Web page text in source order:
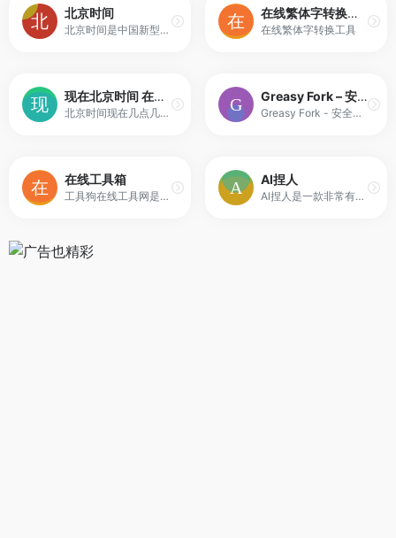
北京时间
北京时间是中国新型主流媒体，拥有广电级视频采集制作能力和国内一流的调查记者队伍，首创云记者和云媒体理念，以移动互联网理念和方式重构新闻生产传播全链条，成为中国传统媒体向融媒体转型的领导者。
在线繁体字转换工具
在线繁体字转换工具
现在北京时间 在线标准北京时间校对
北京时间现在几点几分几秒？北京时间网告诉你！为您提供现在北京时间校对,农历查询,现在中国标准时间,当前北京时间校准对时等服务。
Greasy Fork – 安全、实用的用户脚本大全
Greasy Fork - 安全、实用的用户脚本大全
在线工具箱
工具狗在线工具网是一家免费的在线实用工具网站，为大家提供在线大写一二三四五六七八大九十大写,大写转换器,一键抠图、在线新华字典、在线万年历等功能。
Al捏人
Al捏人是一款非常有趣的网站，里面有卡通人物、真人照片、雕塑、GD画等。在这个网站里，你可以制作独一无二的脸，从五官到细节，都可以操作。